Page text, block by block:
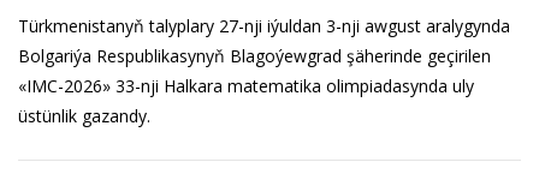
Türkmenistanyň talyplary 27-nji iýuldan 3-nji awgust aralygynda
Bolgariýa Respublikasynyň Blagoýewgrad şäherinde geçirilen
«IMC-2026» 33-nji Halkara matematika olimpiadasynda uly
üstünlik gazandy.